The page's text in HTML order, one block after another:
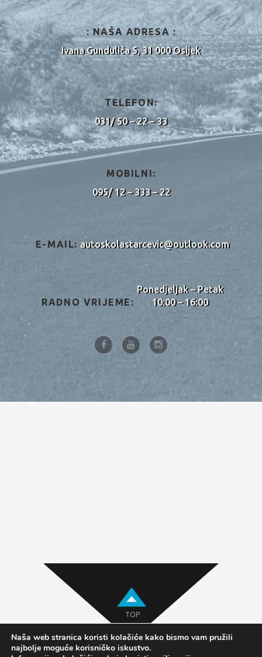
: NAŠA ADRESA :
Ivana Gundulića 5, 31 000 Osijek
TELEFON:
031/ 50 – 22 – 33
MOBILNI:
095/ 12 – 333 – 22
E-MAIL: autoskolastarcevic@outlook.com
RADNO VRIJEME:
Ponedjeljak – Petak
10:00 – 16:00
TOP
Naša web stranica koristi kolačiće kako bismo vam pružili
najbolje moguće korisničko iskustvo.